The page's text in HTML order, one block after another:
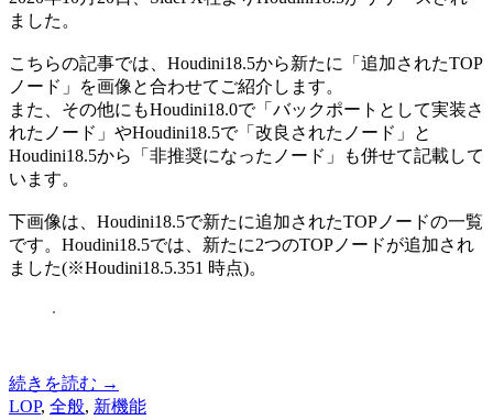
ました。
こちらの記事では、Houdini18.5から新たに「追加されたTOP
ノード」を画像と合わせてご紹介します。
また、その他にもHoudini18.0で「バックポートとして実装さ
れたノード」やHoudini18.5で「改良されたノード」と
Houdini18.5から「非推奨になったノード」も併せて記載して
います。
下画像は、Houdini18.5で新たに追加されたTOPノードの一覧
です。Houdini18.5では、新たに2つのTOPノードが追加され
ました(※Houdini18.5.351 時点)。
続きを読む →
LOP, 全般, 新機能